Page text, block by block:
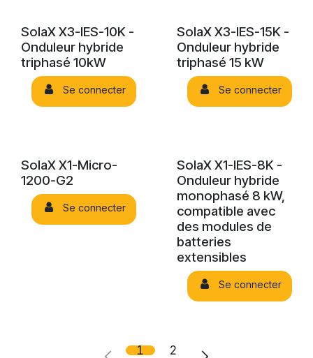
SolaX X3-IES-10K -
Onduleur hybride
triphasé 10kW
Se connecter
SolaX X3-IES-15K -
Onduleur hybride
triphasé 15 kW
Se connecter
SolaX X1-Micro-
1200-G2
Se connecter
SolaX X1-IES-8K -
Onduleur hybride
monophasé 8 kW,
compatible avec
des modules de
batteries
extensibles
Se connecter
1 2